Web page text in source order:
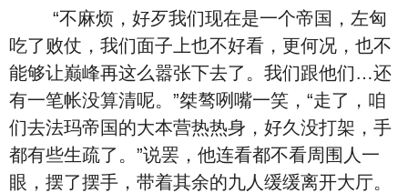
“不麻烦，好歹我们现在是一个帝国，左匈
吃了败仗，我们面子上也不好看，更何况，也不
能够让巅峰再这么嚣张下去了。我们跟他们…还
有一笔帐没算清呢。”桀骜咧嘴一笑，“走了，咱
们去法玛帝国的大本营热热身，好久没打架，手
都有些生疏了。”说罢，他连看都不看周围人一
眼，摆了摆手，带着其余的九人缓缓离开大厅。